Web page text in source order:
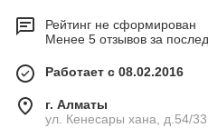
Рейтинг не сформирован
Менее 5 отзывов за
Работает с 08.02.2016
г. Алматы
ул. Кенесары хана, д.54/